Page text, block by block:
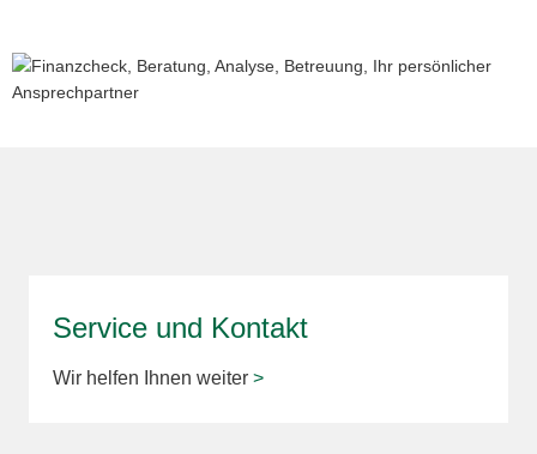
Service und Kontakt
Wir helfen Ihnen weiter >